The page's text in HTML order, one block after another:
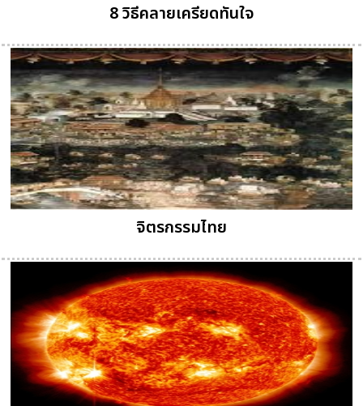
8 วิธีคลายเครียดทันใจ
จิตรกรรมไทย